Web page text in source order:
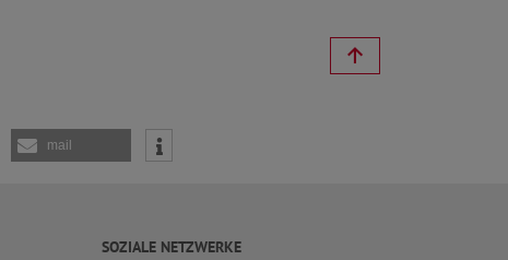
mail
SOZIALE NETZWERKE